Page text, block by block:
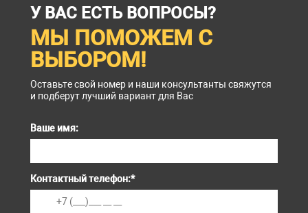
У ВАС ЕСТЬ ВОПРОСЫ?
МЫ ПОМОЖЕМ С
ВЫБОРОМ!
Оставьте свой номер и наши консультанты свяжутся
и подберут лучший вариант для Вас
Ваше имя:
Контактный телефон:*